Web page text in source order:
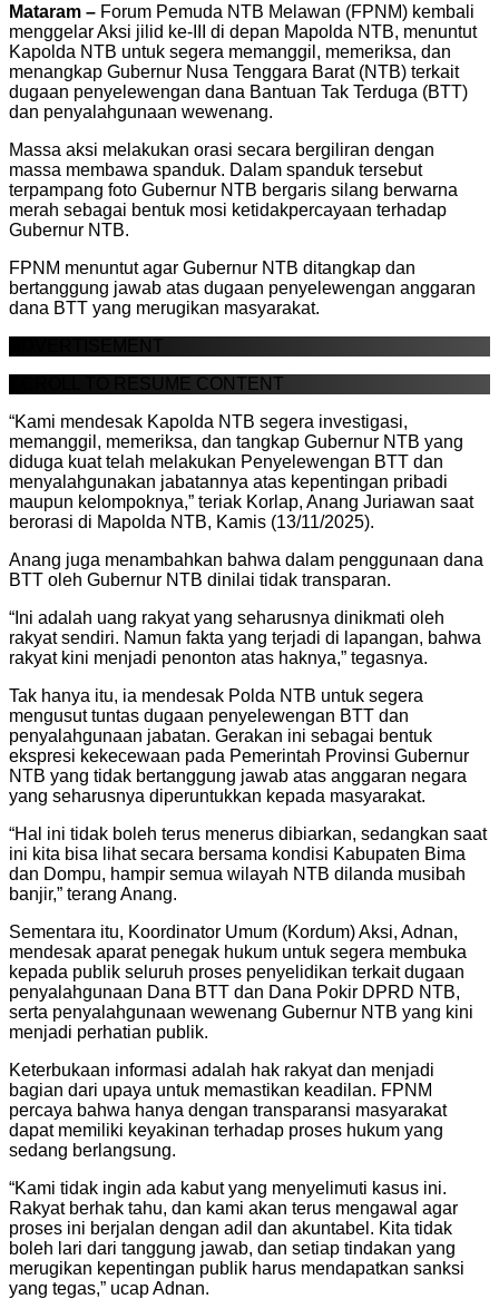
Mataram – Forum Pemuda NTB Melawan (FPNM) kembali
menggelar Aksi jilid ke-III di depan Mapolda NTB, menuntut
Kapolda NTB untuk segera memanggil, memeriksa, dan
menangkap Gubernur Nusa Tenggara Barat (NTB) terkait
dugaan penyelewengan dana Bantuan Tak Terduga (BTT)
dan penyalahgunaan wewenang.
Massa aksi melakukan orasi secara bergiliran dengan
massa membawa spanduk. Dalam spanduk tersebut
terpampang foto Gubernur NTB bergaris silang berwarna
merah sebagai bentuk mosi ketidakpercayaan terhadap
Gubernur NTB.
FPNM menuntut agar Gubernur NTB ditangkap dan
bertanggung jawab atas dugaan penyelewengan anggaran
dana BTT yang merugikan masyarakat.
ADVERTISEMENT
SCROLL TO RESUME CONTENT
“Kami mendesak Kapolda NTB segera investigasi,
memanggil, memeriksa, dan tangkap Gubernur NTB yang
diduga kuat telah melakukan Penyelewengan BTT dan
menyalahgunakan jabatannya atas kepentingan pribadi
maupun kelompoknya,” teriak Korlap, Anang Juriawan saat
berorasi di Mapolda NTB, Kamis (13/11/2025).
Anang juga menambahkan bahwa dalam penggunaan dana
BTT oleh Gubernur NTB dinilai tidak transparan.
“Ini adalah uang rakyat yang seharusnya dinikmati oleh
rakyat sendiri. Namun fakta yang terjadi di lapangan, bahwa
rakyat kini menjadi penonton atas haknya,” tegasnya.
Tak hanya itu, ia mendesak Polda NTB untuk segera
mengusut tuntas dugaan penyelewengan BTT dan
penyalahgunaan jabatan. Gerakan ini sebagai bentuk
ekspresi kekecewaan pada Pemerintah Provinsi Gubernur
NTB yang tidak bertanggung jawab atas anggaran negara
yang seharusnya diperuntukkan kepada masyarakat.
“Hal ini tidak boleh terus menerus dibiarkan, sedangkan saat
ini kita bisa lihat secara bersama kondisi Kabupaten Bima
dan Dompu, hampir semua wilayah NTB dilanda musibah
banjir,” terang Anang.
Sementara itu, Koordinator Umum (Kordum) Aksi, Adnan,
mendesak aparat penegak hukum untuk segera membuka
kepada publik seluruh proses penyelidikan terkait dugaan
penyalahgunaan Dana BTT dan Dana Pokir DPRD NTB,
serta penyalahgunaan wewenang Gubernur NTB yang kini
menjadi perhatian publik.
Keterbukaan informasi adalah hak rakyat dan menjadi
bagian dari upaya untuk memastikan keadilan. FPNM
percaya bahwa hanya dengan transparansi masyarakat
dapat memiliki keyakinan terhadap proses hukum yang
sedang berlangsung.
“Kami tidak ingin ada kabut yang menyelimuti kasus ini.
Rakyat berhak tahu, dan kami akan terus mengawal agar
proses ini berjalan dengan adil dan akuntabel. Kita tidak
boleh lari dari tanggung jawab, dan setiap tindakan yang
merugikan kepentingan publik harus mendapatkan sanksi
yang tegas,” ucap Adnan.